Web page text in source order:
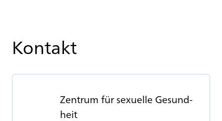
Kontakt
Zen­trum für se­xu­el­le Ge­sund­
heit